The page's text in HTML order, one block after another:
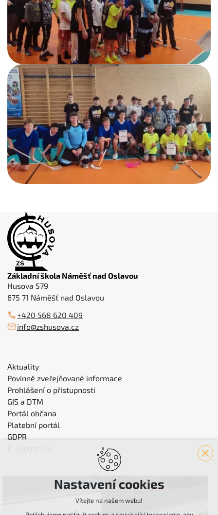
Základní škola Náměšť nad Oslavou
Husova 579
675 71 Náměšť nad Oslavou
+420 568 620 409
info@zshusova.cz
Aktuality
Povinně zveřejňované informace
Prohlášení o přístupnosti
GIS a DTM
Portál občana
Platební portál
GDPR
Nastavení cookies
Vítejte na našem webu!